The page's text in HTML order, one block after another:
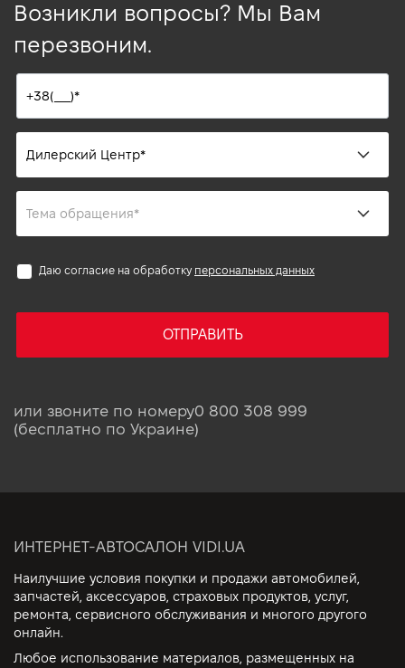
Возникли вопросы? Мы Вам
перезвоним.
Даю согласие на обработку персональных данных
ОТПРАВИТЬ
или звоните по номеру0 800 308 999
(бесплатно по Украине)
ИНТЕРНЕТ-АВТОСАЛОН VIDI.UA
Наилучшие условия покупки и продажи автомобилей,
запчастей, аксессуаров, страховых продуктов, услуг,
ремонта, сервисного обслуживания и многого другого
онлайн.
Любое использование материалов, размещенных на